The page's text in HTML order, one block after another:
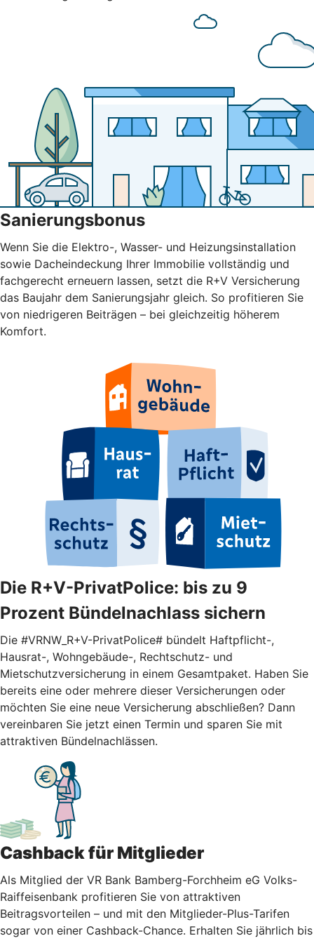
Sanierungsbonus
Wenn Sie die Elektro-, Wasser- und Heizungsinstallation
sowie Dacheindeckung Ihrer Immobilie vollständig und
fachgerecht erneuern lassen, setzt die R+V Versicherung
das Baujahr dem Sanierungsjahr gleich. So profitieren Sie
von niedrigeren Beiträgen – bei gleichzeitig höherem
Komfort.
Die R+V-PrivatPolice: bis zu 9
Prozent Bündelnachlass sichern
Die #VRNW_R+V-PrivatPolice# bündelt Haftpflicht-,
Hausrat-, Wohngebäude-, Rechtschutz- und
Mietschutzversicherung in einem Gesamtpaket. Haben Sie
bereits eine oder mehrere dieser Versicherungen oder
möchten Sie eine neue Versicherung abschließen? Dann
vereinbaren Sie jetzt einen Termin und sparen Sie mit
attraktiven Bündelnachlässen.
Cashback für Mitglieder
Als Mitglied der VR Bank Bamberg-Forchheim eG Volks-
Raiffeisenbank profitieren Sie von attraktiven
Beitragsvorteilen – und mit den Mitglieder-Plus-Tarifen
sogar von einer Cashback-Chance. Erhalten Sie jährlich bis